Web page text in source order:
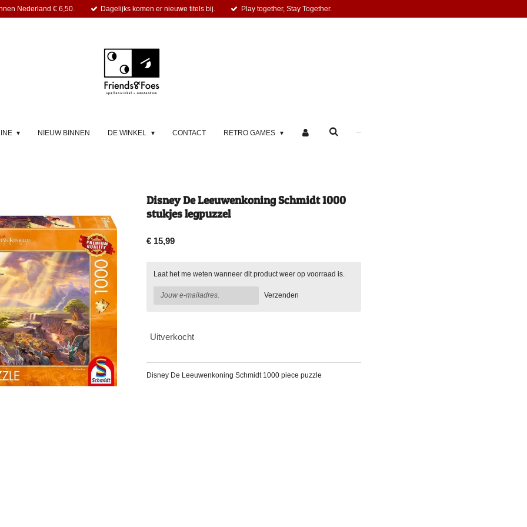
Nederland € 6,50. Dagelijks komen er nieuwe titels bij. Play together, Stay Together.
NIEUW BINNEN DE WINKEL CONTACT RETRO GAMES
Disney De Leeuwenkoning Schmidt 1000
stukjes legpuzzel
€ 15,99
Laat het me weten wanneer dit product weer op voorraad is.
Verzenden
Uitverkocht
Disney De Leeuwenkoning Schmidt 1000 piece puzzle